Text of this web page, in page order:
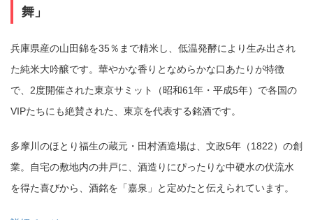
舞」
兵庫県産の山田錦を35％まで精米し、低温発酵により生み出され
た純米大吟醸です。華やかな香りとなめらかな口あたりが特徴
で、2度開催された東京サミット（昭和61年・平成5年）で各国の
VIPたちにも絶賛された、東京を代表する銘酒です。
多摩川のほとり福生の蔵元・田村酒造場は、文政5年（1822）の創
業。自宅の敷地内の井戸に、酒造りにぴったりな中硬水の伏流水
を得た喜びから、酒銘を「嘉泉」と定めたと伝えられています。